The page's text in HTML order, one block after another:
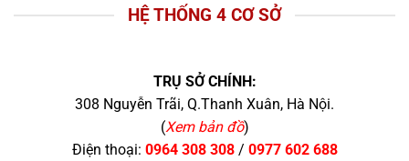
HỆ THỐNG 4 CƠ SỞ
TRỤ SỞ CHÍNH:
308 Nguyễn Trãi, Q.Thanh Xuân, Hà Nội.
(Xem bản đồ)
Điện thoại: 0964 308 308/ 0977 602 688